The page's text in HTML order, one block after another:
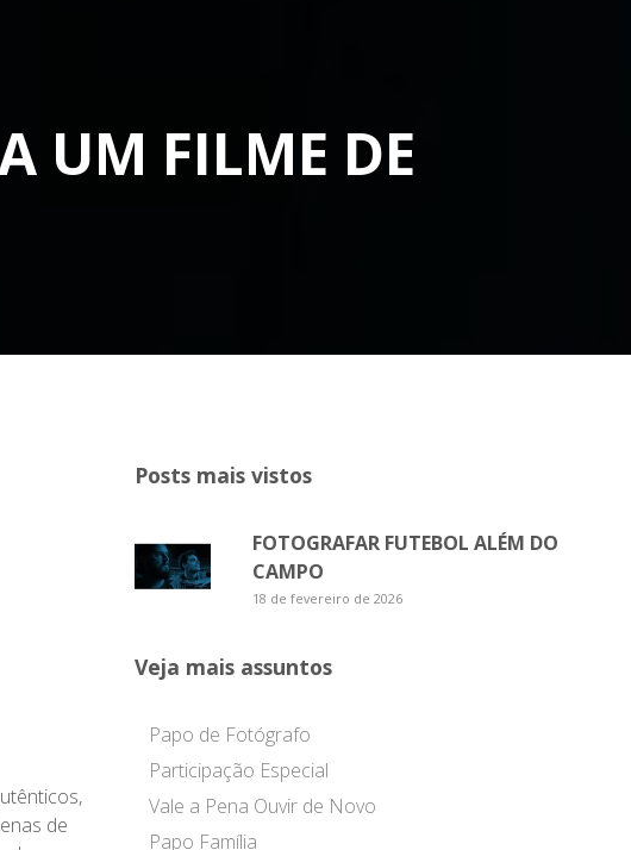
UM FILME DE
de
Posts mais vistos
FOTOGRAFAR FUTEBOL ALÉM DO
CAMPO
18 de fevereiro de 2026
Veja mais assuntos
Papo de Fotógrafo
Participação Especial
Vale a Pena Ouvir de Novo
Papo Família